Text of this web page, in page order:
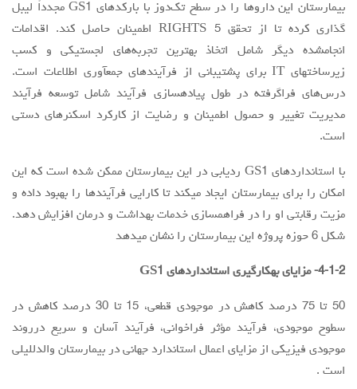
بیمارستان این داروها را در سطح تک‌دوز با بارکدهای GS1 مجدداً لیبل
گذاری کرده تا از تحقق 5 RIGHTS اطمینان حاصل کند. اقدامات
انجامشده دیگر شامل اتخاذ بهترین تجربه‌های لجستیکی و کسب
زیرساختهای IT برای پشتیبانی از فرآیندهای جمعآوری اطلاعات است.
درس‌های فراگرفته در طول پیادهسازی فرآیند شامل توسعه فرآیند
مدیریت تغییر و حصول اطمینان و رضایت از کارکرد اسکنرهای دستی
است.
با استانداردهای GS1 ردیابی در این بیمارستان ممکن شده است که این
امکان را برای بیمارستان ایجاد میکند تا کارایی فرآیندها را بهبود داده و
مزیت رقابتی او را در فراهمسازی خدمات بهداشت و درمان افزایش دهد.
شکل 6 حوزه پروژه این بیمارستان را نشان میدهد
4-1-2- مزایای بهکارگیری استانداردهای GS1
50 تا 75 درصد کاهش در موجودی قطعی، 15 تا 30 درصد کاهش در
سطوح موجودی، فرآیند مؤثر فراخوانی، فرآیند آسان و سریع درروند
موجودی فیزیکی از مزایای اعمال استاندارد جهانی در بیمارستان والدللیلی
است .